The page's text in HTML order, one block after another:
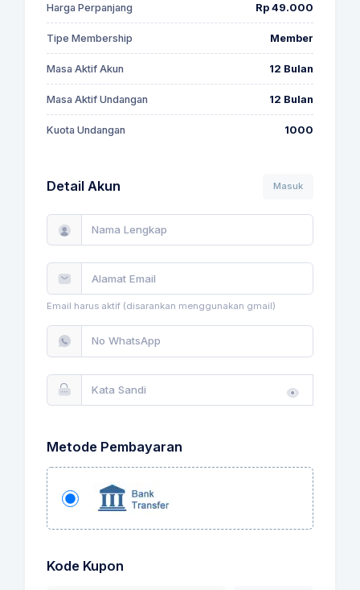
Harga Perpanjang Rp 49.000
Tipe Membership Member
Masa Aktif Akun 12 Bulan
Masa Aktif Undangan 12 Bulan
Kuota Undangan 1000
Detail Akun Masuk
Email harus aktif (disarankan menggunakan gmail)
Metode Pembayaran
Kode Kupon